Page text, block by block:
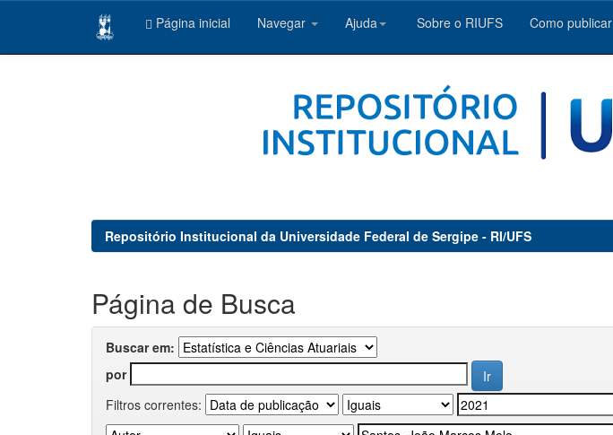
Página inicial Navegar Ajuda Sobre o RIUFS Como publicar
Repositório Institucional da Universidade Federal de Sergipe - RI/UFS
Página de Busca
Buscar em:
por
Filtros correntes: